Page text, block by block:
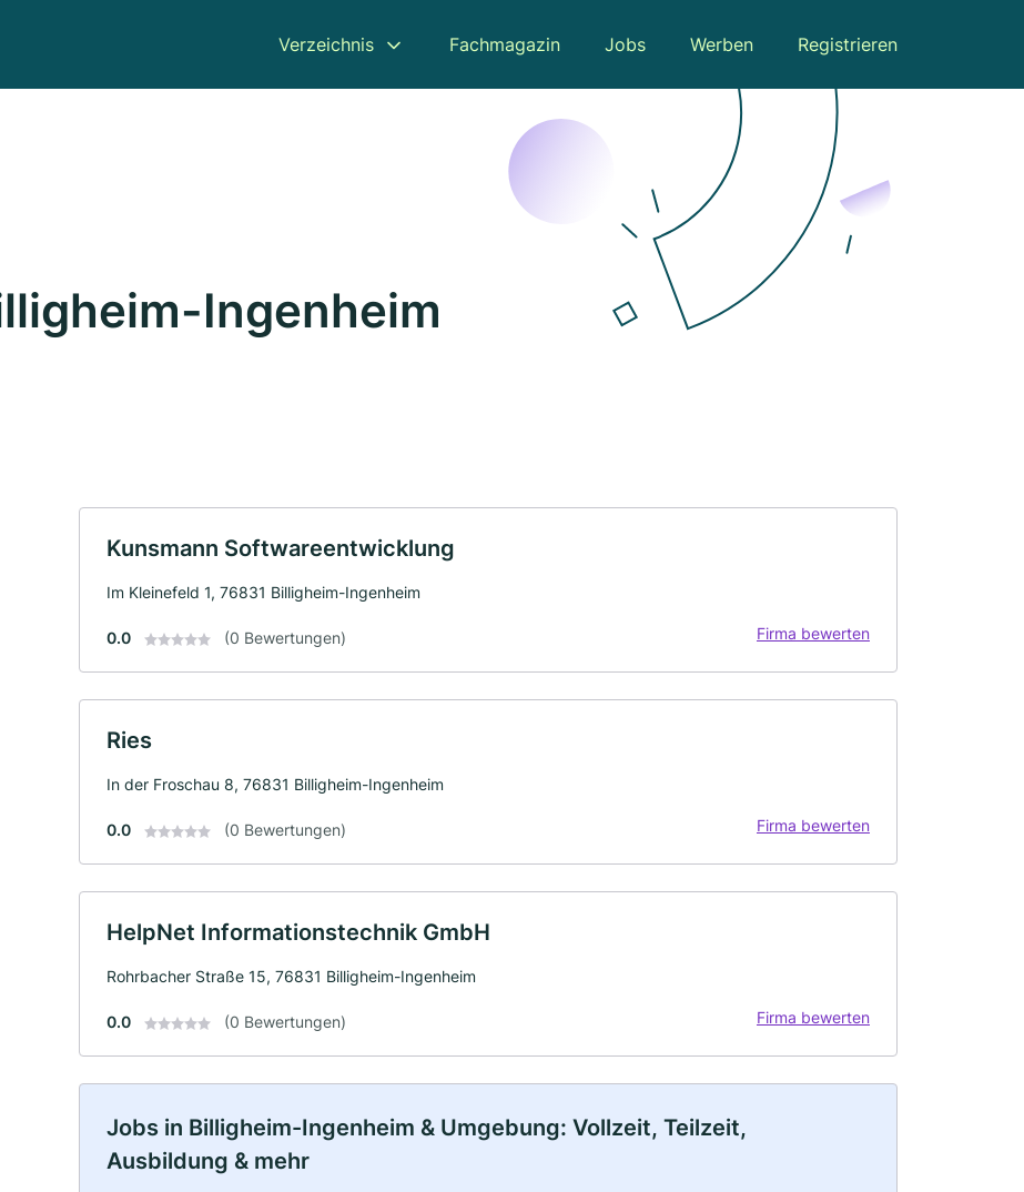
Verzeichnis Fachmagazin Jobs Werben Registrieren
Ingenheim
Kunsmann Softwareentwicklung
Im Kleinefeld 1, 76831 Billigheim-Ingenheim
0.0 (0 Bewertungen) Firma bewerten
Ries
In der Froschau 8, 76831 Billigheim-Ingenheim
0.0 (0 Bewertungen) Firma bewerten
HelpNet Informationstechnik GmbH
Rohrbacher Straße 15, 76831 Billigheim-Ingenheim
0.0 (0 Bewertungen) Firma bewerten
Jobs in Billigheim-Ingenheim & Umgebung: Vollzeit, Teilzeit,
Ausbildung & mehr